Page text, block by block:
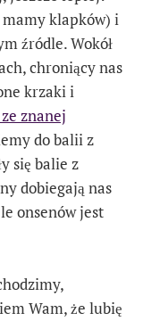
klapków) i
źródle. Wokół
chroniący nas
krzaki i
znanej
do balii z
się balie z
dobiegają nas
onsenów jest
Wam, że lubię